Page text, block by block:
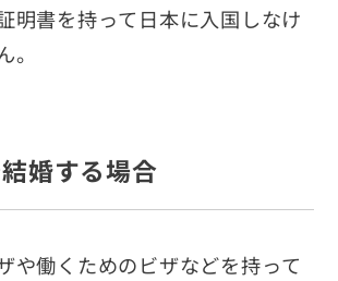
明書を持って日本に入国しなけ
。
婚する場合
や働くためのビザなどを持って